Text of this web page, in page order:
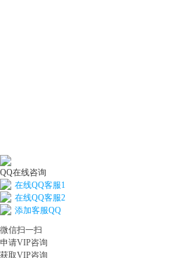
QQ在线咨询
在线QQ客服1
在线QQ客服2
添加客服QQ
微信扫一扫
申请VIP咨询
获取VIP咨询